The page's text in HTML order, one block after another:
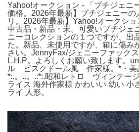
Yahoo!オークション - 「プチジェニ
価格。2026年最新】プチジェニーの
リ。2026年最新】Yahoo!オークシ
中古品・新品・未。可愛いプチジェ
ニーコレクションの１つですが、出
た。新品、未使用ですが、箱に傷み
さい。JennyFax/ジェニーファック
L.H.P。よろしくお願い致します。
ル ビスクドール風 作家様。*・
*:.。..。.:*:.昭和レトロ ヴィンテー
ライス 海外作家様 かわいい 幼い 小
ライ 人形。